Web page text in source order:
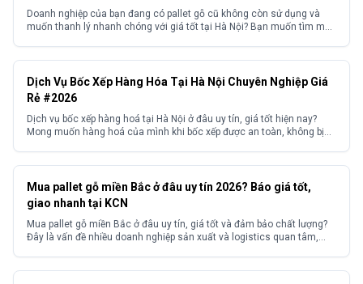
Doanh nghiệp của bạn đang có pallet gỗ cũ không còn sử dụng và
muốn thanh lý nhanh chóng với giá tốt tại Hà Nội? Bạn muốn tìm một
Dịch Vụ Bốc Xếp Hàng Hóa Tại Hà Nội Chuyên Nghiệp Giá
Rẻ #2026
Dịch vụ bốc xếp hàng hoá tại Hà Nội ở đâu uy tín, giá tốt hiện nay?
Mong muốn hàng hoá của mình khi bốc xếp được an toàn, không bị
Mua pallet gỗ miền Bắc ở đâu uy tín 2026? Báo giá tốt,
giao nhanh tại KCN
Mua pallet gỗ miền Bắc ở đâu uy tín, giá tốt và đảm bảo chất lượng?
Đây là vấn đề nhiều doanh nghiệp sản xuất và logistics quan tâm,